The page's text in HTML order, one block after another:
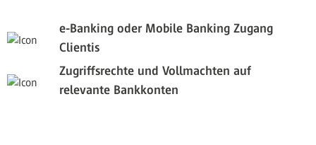
e-Banking oder Mobile Banking Zugang
Clientis
Zugriffsrechte und Vollmachten auf
relevante Bankkonten